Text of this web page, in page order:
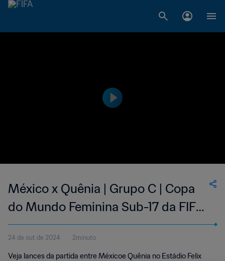
México x Quênia | Grupo C | Copa
do Mundo Feminina Sub-17 da FIFA
República Dominicana 2024™ |
Melhores momentos
24 de out de 2024 2minuto
Veja lances da partida entre Méxicoe Quênia no Estádio Felix